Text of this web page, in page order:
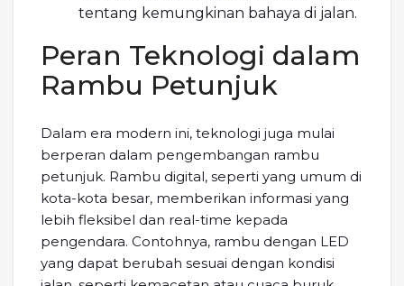
tentang kemungkinan bahaya di jalan.
Peran Teknologi dalam
Rambu Petunjuk
Dalam era modern ini, teknologi juga mulai
berperan dalam pengembangan rambu
petunjuk. Rambu digital, seperti yang umum di
kota-kota besar, memberikan informasi yang
lebih fleksibel dan real-time kepada
pengendara. Contohnya, rambu dengan LED
yang dapat berubah sesuai dengan kondisi